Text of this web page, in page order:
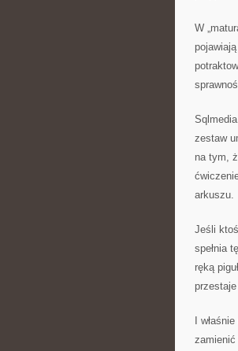
W
zestaw
na tym,
arkuszu.
Jeśli
spełnia
ręką
I